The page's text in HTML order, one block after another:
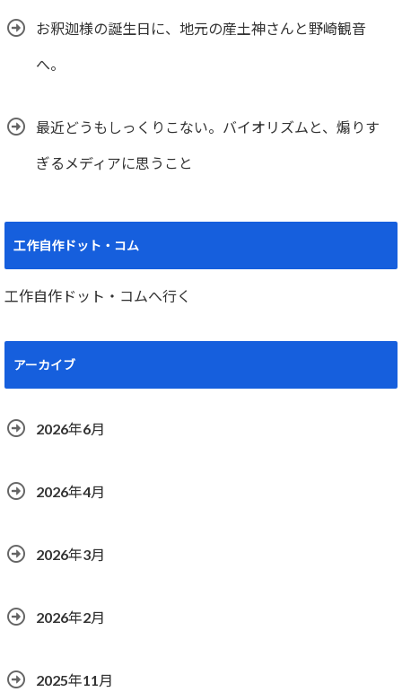
お釈迦様の誕生日に、地元の産土神さんと野崎観音
へ。
最近どうもしっくりこない。バイオリズムと、煽りす
ぎるメディアに思うこと
工作自作ドット・コム
工作自作ドット・コムへ行く
アーカイブ
2026年6月
2026年4月
2026年3月
2026年2月
2025年11月